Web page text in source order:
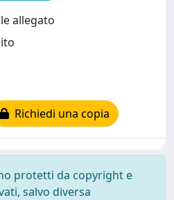
allegato
Richiedi una copia
protetti da copyright e
salvo diversa